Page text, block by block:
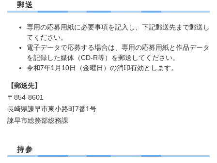
郵送
専用の応募用紙に必要事項を記入し、下記郵送先まで郵送し
てください。
電子データで応募する場合は、専用の応募用紙と作品データ
を記録した媒体（CD-R等）を郵送してください。
令和7年1月10日（金曜日）の消印有効とします。
【郵送先】
〒854-8601
長崎県諫早市東小路町7番1号
諫早市総務部総務課
持参